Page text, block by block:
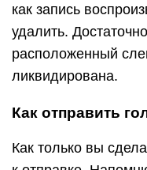
как запись
удалить.
расположенный
ликвидирована.
Как отправить
Как только вы